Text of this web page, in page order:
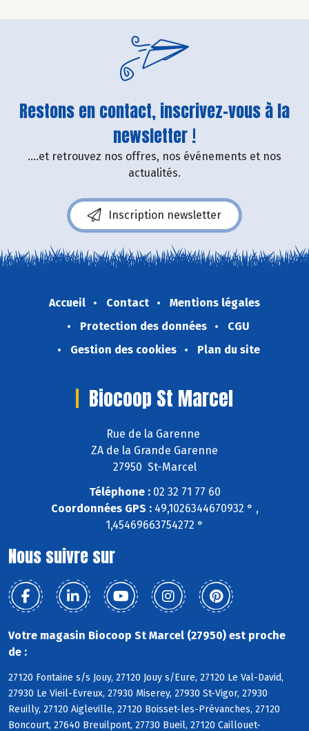
Restons en contact, inscrivez-vous à la
newsletter !
....et retrouvez nos offres, nos événements et nos
actualités.
Inscription newsletter
Accueil Contact
Mentions légales
Protection des données
CGU
Gestion des cookies
Plan du site
Biocoop St Marcel
Rue de la Garenne
ZA de la Grande Garenne
27950 St-Marcel
Téléphone :02 32 71 77 60
Coordonnées GPS :49,1026344670932 ° ,
1,45469663754272 °
Nous suivre sur
Votre magasin Biocoop St Marcel (27950) est proche
de :
27120 Fontaine s/s Jouy, 27120 Jouy s/Eure, 27120 Le Val-David,
27930 Le Vieil-Evreux, 27930 Miserey, 27930 St-Vigor, 27930
Reuilly, 27120 Aigleville, 27120 Boisset-les-Prévanches, 27120
Boncourt, 27640 Breuilpont, 27730 Bueil, 27120 Caillouet-